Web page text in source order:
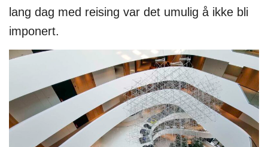
lang dag med reising var det umulig å ikke bli
imponert.